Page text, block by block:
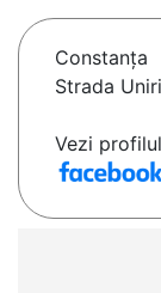
Constanţa
Strada
Vezi